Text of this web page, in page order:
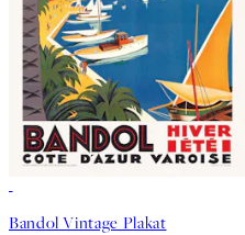
Bandol Vintage Plakat